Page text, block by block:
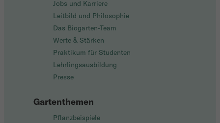
Jobs und Karriere
Leitbild und Philosophie
Das Biogarten-Team
Werte & Stärken
Praktikum für Studenten
Lehrlingsausbildung
Presse
Gartenthemen
Pflanzbeispiele